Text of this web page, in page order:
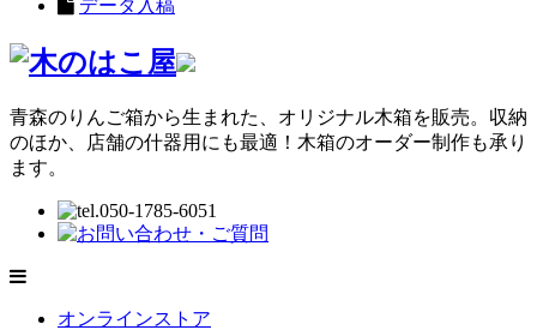
データ入稿
青森のりんご箱から生まれた、オリジナル木箱を販売。収納
のほか、店舗の什器用にも最適！木箱のオーダー制作も承り
ます。
オンラインストア